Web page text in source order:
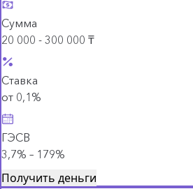
Сумма
20 000 - 300 000 ₸
Ставка
от 0,1%
ГЭСВ
3,7% – 179%
Получить деньги